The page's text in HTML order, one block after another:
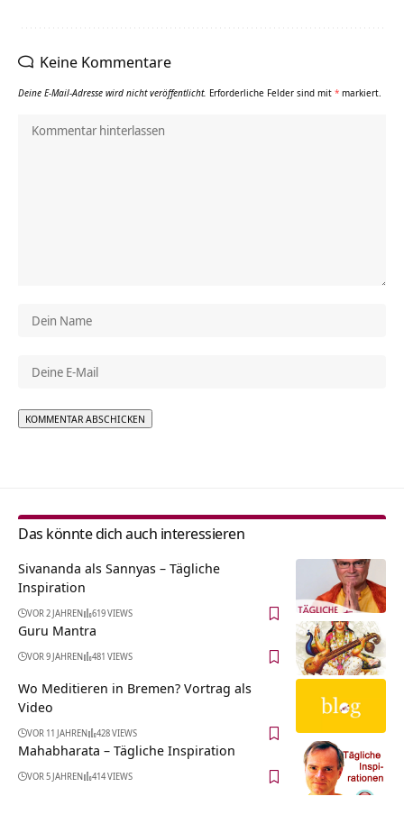
Keine Kommentare
Deine E-Mail-Adresse wird nicht veröffentlicht. Erforderliche Felder sind mit * markiert.
Das könnte dich auch interessieren
Sivananda als Sannyas – Tägliche
Inspiration
VOR 2 JAHREN 619 VIEWS
Guru Mantra
VOR 9 JAHREN 481 VIEWS
Wo Meditieren in Bremen? Vortrag als
Video
VOR 11 JAHREN 428 VIEWS
Mahabharata – Tägliche Inspiration
VOR 5 JAHREN 414 VIEWS